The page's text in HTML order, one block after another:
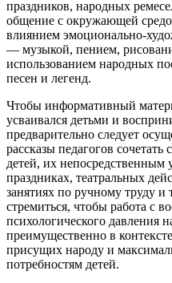
праздников, народных
общение с окружающей
влиянием эмоционально-
— музыкой, пением,
использованием народных
песен и легенд.
Чтобы информативный
усваивался детьми и
предварительно следует
рассказы педагогов сочетать
детей, их непосредственным
праздниках, театральных
занятиях по ручному труду
стремиться, чтобы работа с
психологического давления
преимущественно в
присущих народу и
потребностям детей.